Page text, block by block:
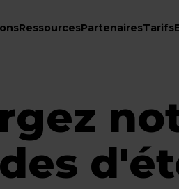
RessourcesPartenairesTarifs